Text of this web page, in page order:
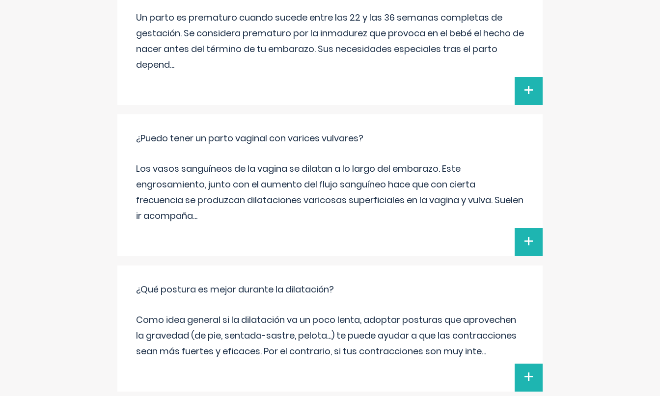
Un parto es prematuro cuando sucede entre las 22 y las 36 semanas completas de
gestación. Se considera prematuro por la inmadurez que provoca en el bebé el hecho de
nacer antes del término de tu embarazo. Sus necesidades especiales tras el parto
depend...
+
¿Puedo tener un parto vaginal con varices vulvares?
Los vasos sanguíneos de la vagina se dilatan a lo largo del embarazo. Este
engrosamiento, junto con el aumento del flujo sanguíneo hace que con cierta
frecuencia se produzcan dilataciones varicosas superficiales en la vagina y vulva. Suelen
ir acompaña...
+
¿Qué postura es mejor durante la dilatación?
Como idea general si la dilatación va un poco lenta, adoptar posturas que aprovechen
la gravedad (de pie, sentada-sastre, pelota...) te puede ayudar a que las contracciones
sean más fuertes y eficaces. Por el contrario, si tus contracciones son muy inte...
+